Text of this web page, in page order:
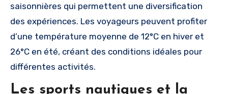
saisonnières qui permettent une diversification
des expériences. Les voyageurs peuvent profiter
d’une température moyenne de 12°C en hiver et
26°C en été, créant des conditions idéales pour
différentes activités.
Les sports nautiques et la